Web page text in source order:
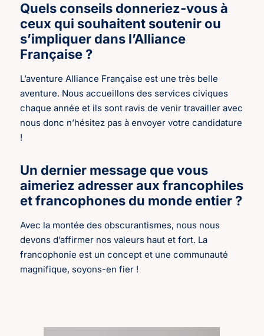
Quels conseils donneriez-vous à
ceux qui souhaitent soutenir ou
s’impliquer dans l’Alliance
Française ?
L’aventure Alliance Française est une très belle
aventure. Nous accueillons des services civiques
chaque année et ils sont ravis de venir travailler avec
nous donc n’hésitez pas à envoyer votre candidature
!
Un dernier message que vous
aimeriez adresser aux francophiles
et francophones du monde entier ?
Avec la montée des obscurantismes, nous nous
devons d’affirmer nos valeurs haut et fort. La
francophonie est un concept et une communauté
magnifique, soyons-en fier !